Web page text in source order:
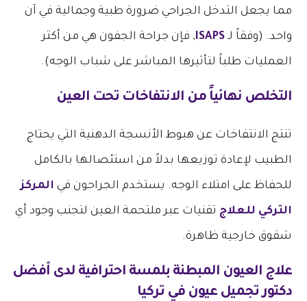
مما يجعل التدخل الجراحي ضرورة طبية وجمالية في آن
واحد. (وفقاً لـISAPS, فإن جراحة الجفون هي من أكثر
العمليات طلباً لتأثيرها المباشر على شباب الوجه).
التخلص نهائياً من الانتفاخات تحت العين
تنتج الانتفاخات عن هبوط الأنسجة الدهنية التي يحتاج
الطبيب لإعادة توزيعها بدلاً من استئصالها بالكامل
للحفاظ على امتلاء الوجه. يستخدم الجراحون في المركز
التركي للعلاج تقنيات عبر ملتحمة العين لتجنب وجود أي
شقوق خارجية ظاهرة.
علاج العيون المبطنة بلمسة احترافية لدى أفضل
دكتور تجميل عيون في تركيا